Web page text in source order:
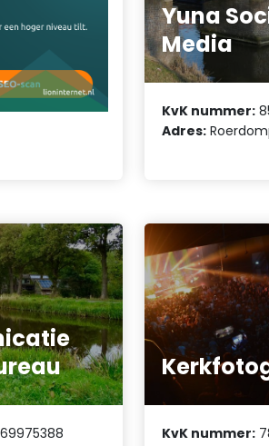
Yuna
Media
KvK nummer:
Adres:
69975388
KvK nummer: